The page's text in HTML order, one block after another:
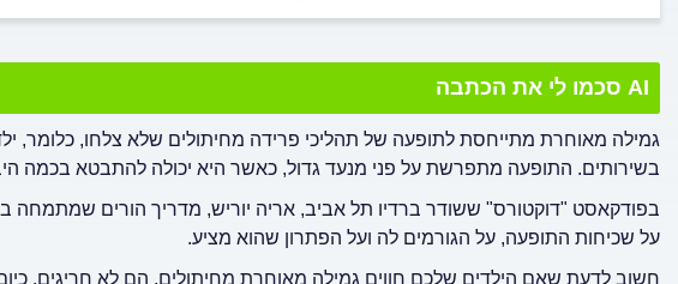
AI סכמו לי את הכתבה
גמילה מאוחרת מתייחסת לתופעה של תהליכי פרידה מחיתולים שלא צלחו, כלומר,
בשירותים. התופעה מתפרשת על פני מנעד גדול, כאשר היא יכולה להתבטא בכמה
על שכיחות התופעה, על הגורמים לה ועל הפתרון שהוא מציע.